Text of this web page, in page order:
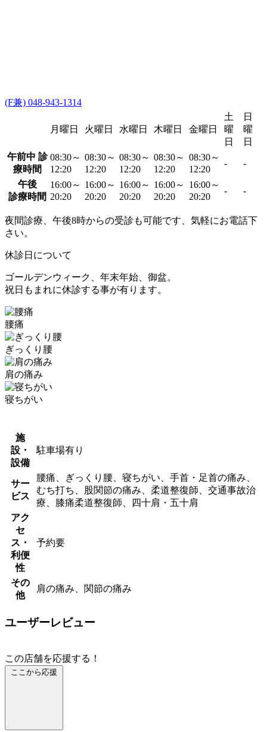
(F兼) 048-943-1314
月曜日 火曜日 水曜日 木曜日 金曜日
土
曜
日
日
曜
日
午前中 診
療時間
08:30～
12:20
08:30～
12:20
08:30～
12:20
08:30～
12:20
08:30～
12:20
- -
午後
診療時間
16:00～
20:20
16:00～
20:20
16:00～
20:20
16:00～
20:20
16:00～
20:20
- -
夜間診療、午後8時からの受診も可能です、気軽にお電話下
さい。
休診日について
ゴールデンウィーク、年末年始、御盆。
祝日もまれに休診する事が有ります。
腰痛
ぎっくり腰
肩の痛み
寝ちがい
施
設・
設備
駐車場有り
サー
ビス
腰痛、ぎっくり腰、寝ちがい、手首・足首の痛み、
むち打ち、股関節の痛み、柔道整復師、交通事故治
療、膝痛柔道整復師、四十肩・五十肩
アク
セ
ス・
利便
性
予約要
その
他
肩の痛み、関節の痛み
ユーザーレビュー
この店舗を応援する！
ここから応援